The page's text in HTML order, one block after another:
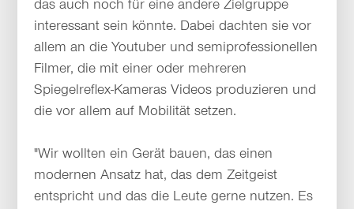
das auch noch für eine andere Zielgruppe
interessant sein könnte. Dabei dachten sie vor
allem an die Youtuber und semiprofessionellen
Filmer, die mit einer oder mehreren
Spiegelreflex-Kameras Videos produzieren und
die vor allem auf Mobilität setzen.
"Wir wollten ein Gerät bauen, das einen
modernen Ansatz hat, das dem Zeitgeist
entspricht und das die Leute gerne nutzen. Es